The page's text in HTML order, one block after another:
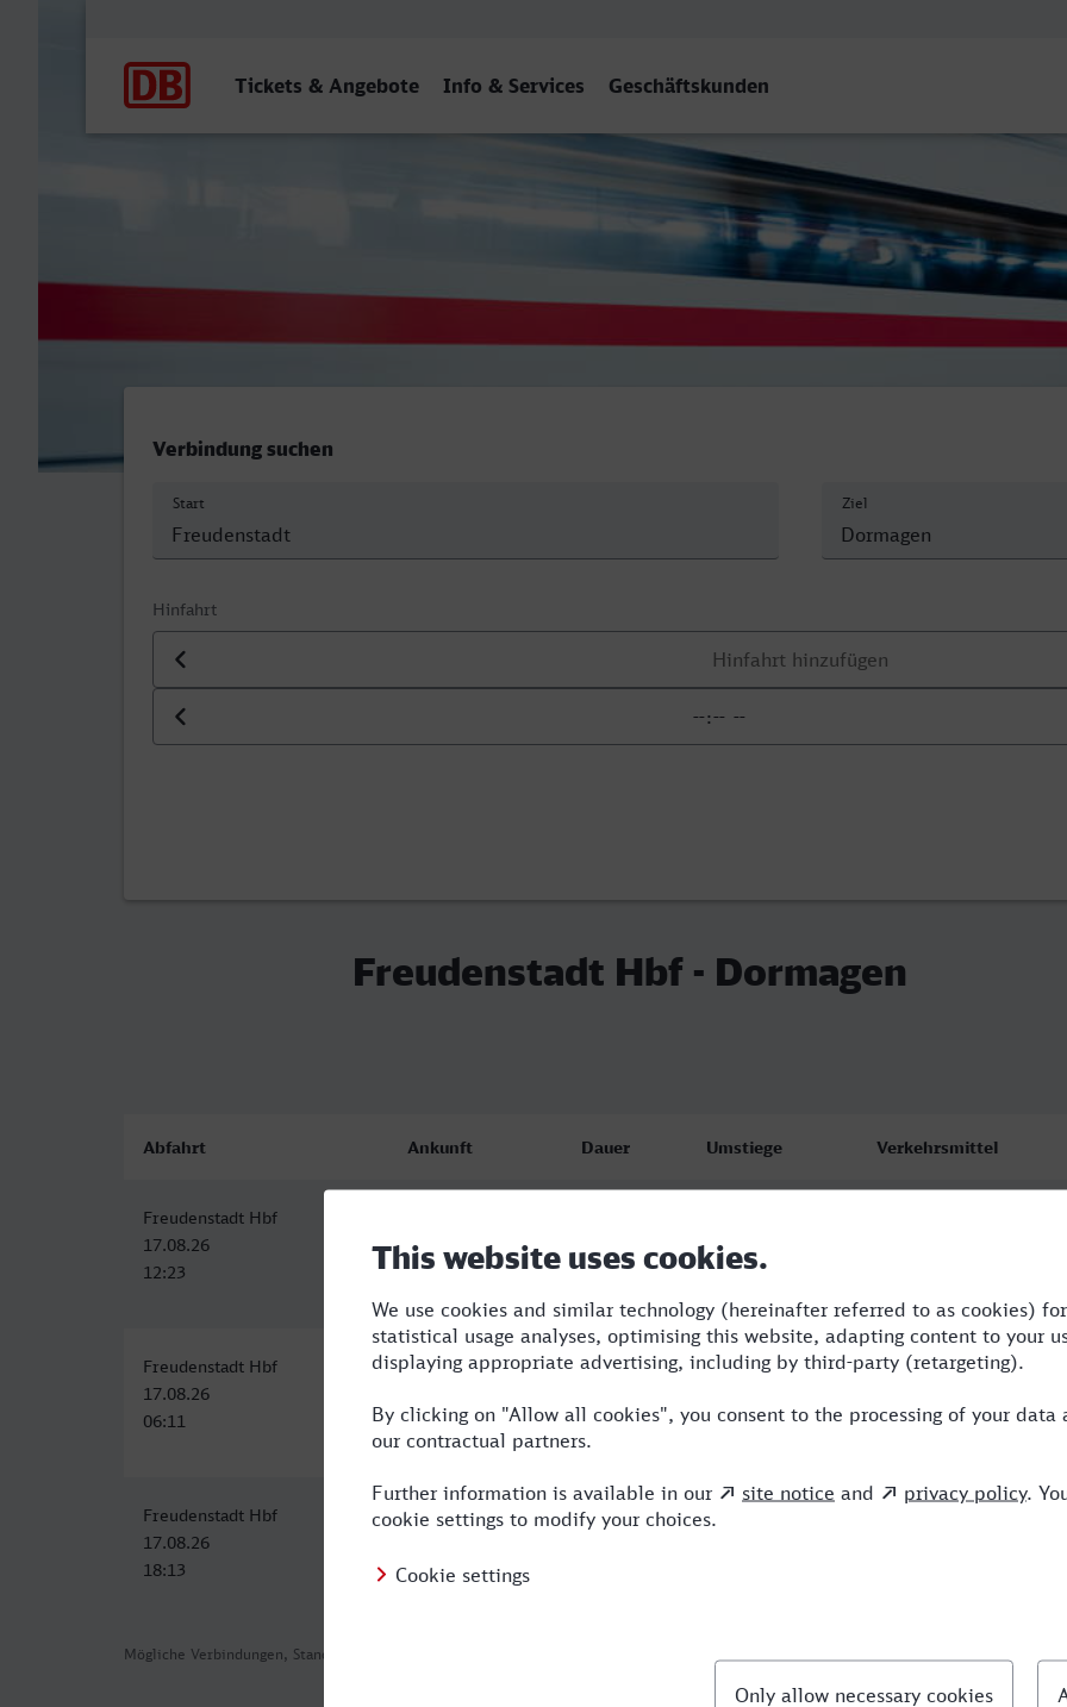
Tickets & Angebote Info & Services Geschäftskunden
Freudenstadt Hbf - Dormagen
Verbindung suchen
Start Ziel
Hinfahrt
Datum der Hinfahrt
Uhrzeit der Hinfahrt
Freudenstadt Hbf - Dormagen
Mögliche Verbindungen, Stand: 2026-08-03 14:51
Abfahrt Ankunft Dauer Umstiege Verkehrsmittel
Freudenstadt Hbf
17.08.26
12:23
17.08.26
16:45
Freudenstadt Hbf
17.08.26
06:11
Dormagen
10:54
4:43 2 RE,ICE,NX
Freudenstadt Hbf
17.08.26
18:13
Dormagen
23:36
5:23 2